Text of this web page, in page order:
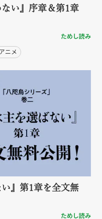
い』序章＆第1章
ためし読み
ニメ
』第1章を全文無
ためし読み